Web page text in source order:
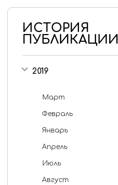
ИСТОРИЯ
ПУБЛИКАЦИИ
2019
Март
Февраль
Январь
Апрель
Июль
Август